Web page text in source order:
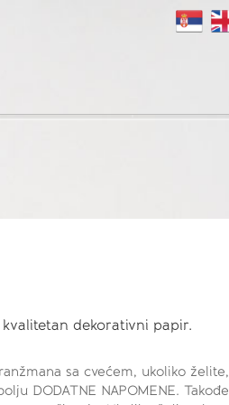
dekorativni papir.
sa cvećem, ukoliko želite,
DODATNE NAPOMENE. Takođe